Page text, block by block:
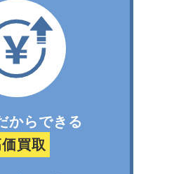
からできる
買取